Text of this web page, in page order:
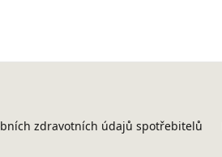
zdravotních údajů spotřebitelů